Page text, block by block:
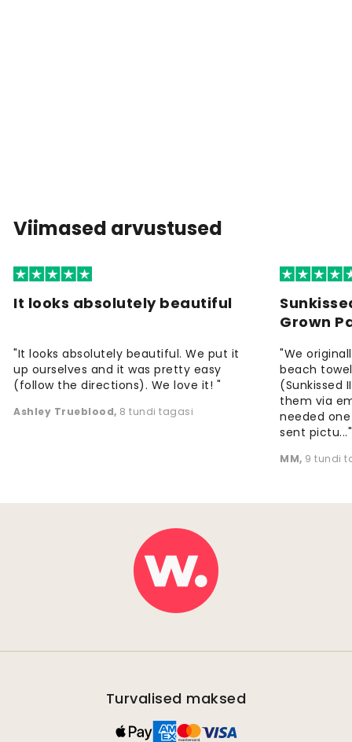
Viimased arvustused
It looks absolutely beautiful
"It looks absolutely beautiful. We put it
up ourselves and it was pretty easy
(follow the directions). We love it! "
Ashley Trueblood, 8 tundi tagasi
Grown
"We
beach
(Sunkissed
them via
needed
sent pictu..."
MM, 9 tundi
Turvalised maksed